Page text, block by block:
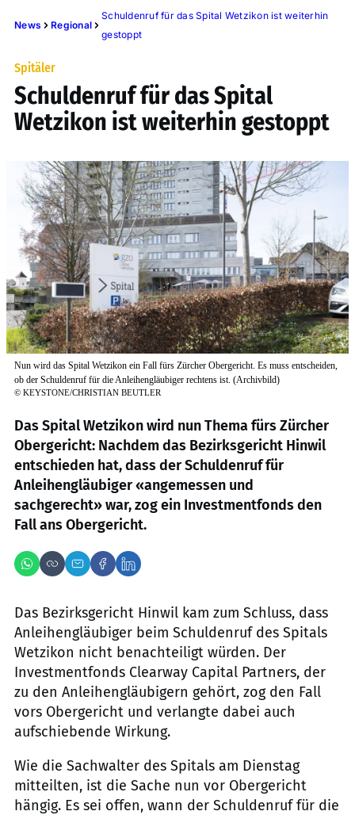
News Regional
Schuldenruf für das Spital Wetzikon ist weiterhin
gestoppt
Spitäler
Schuldenruf für das Spital
Wetzikon ist weiterhin gestoppt
Nun wird das Spital Wetzikon ein Fall fürs Zürcher Obergericht. Es muss entscheiden,
ob der Schuldenruf für die Anleihengläubiger rechtens ist. (Archivbild)
© KEYSTONE/CHRISTIAN BEUTLER
Das Spital Wetzikon wird nun Thema fürs Zürcher
Obergericht: Nachdem das Bezirksgericht Hinwil
entschieden hat, dass der Schuldenruf für
Anleihengläubiger «angemessen und
sachgerecht» war, zog ein Investmentfonds den
Fall ans Obergericht.
Das Bezirksgericht Hinwil kam zum Schluss, dass
Anleihengläubiger beim Schuldenruf des Spitals
Wetzikon nicht benachteiligt würden. Der
Investmentfonds Clearway Capital Partners, der
zu den Anleihengläubigern gehört, zog den Fall
vors Obergericht und verlangte dabei auch
aufschiebende Wirkung.
Wie die Sachwalter des Spitals am Dienstag
mitteilten, ist die Sache nun vor Obergericht
hängig. Es sei offen, wann der Schuldenruf für die